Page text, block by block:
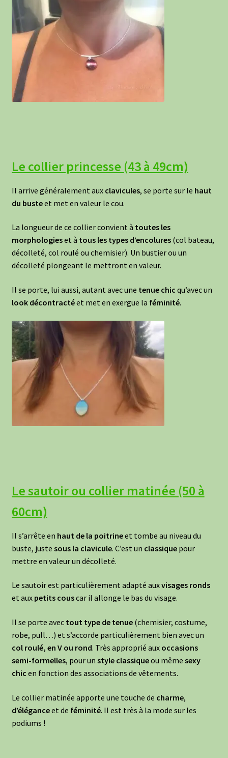
Le collier princesse (43 à 49cm)
Il arrive généralement aux clavicules, se porte sur le haut
du busteet met en valeur le cou.
La longueur de ce collier convient à toutes les
morphologieset à tous les types d’encolures(col bateau,
décolleté, col roulé ou chemisier). Un bustier ou un
décolleté plongeant le mettront en valeur.
Il se porte, lui aussi, autant avec une tenue chic qu’avec un
look décontractéet met en exergue la féminité.
Le sautoir ou collier matinée (50 à
60cm)
Il s’arrête en haut de la poitrineet tombe au niveau du
buste, juste sous la clavicule. C’est un classiquepour
mettre en valeur un décolleté.
Le sautoir est particulièrement adapté auxvisages ronds
et aux petits couscar il allonge le bas du visage.
Il se porte avec tout type de tenue(chemisier, costume,
robe, pull…) et s’accorde particulièrement bien avec un
col roulé, en V ou rond. Très approprié aux occasions
semi-formelles, pour un style classiqueou même sexy
chic en fonction des associations de vêtements.
Le collier matinée apporte une touche de charme,
d’éléganceet de féminité. Il est très à la mode sur les
podiums !